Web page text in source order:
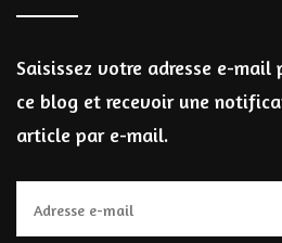
Saisissez votre adresse e-mail
ce blog et recevoir une
article par e-mail.
e-